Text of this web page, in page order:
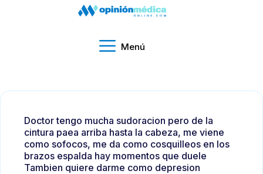
Menú
Doctor tengo mucha sudoracion pero de la
cintura paea arriba hasta la cabeza, me viene
como sofocos, me da como cosquilleos en los
brazos espalda hay momentos que duele
Tambien quiere darme como depresion